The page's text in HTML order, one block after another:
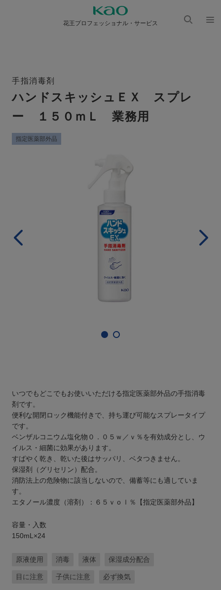
花王プロフェッショナル・サービス
手指消毒剤
ハンドスキッシュＥＸ スプレ
ー １５０ｍＬ 業務用
指定医薬部外品
いつでもどこでもお使いいただける指定医薬部外品の手指消毒
剤です。
便利な開閉ロック機能付きで、持ち運び可能なスプレータイプ
です。
ベンザルコニウム塩化物０．０５ｗ／ｖ％を有効成分とし、ウ
イルス・細菌に効果があります。
すばやく乾き、乾いた後はサッパリ、ベタつきません。
保湿剤（グリセリン）配合。
消防法上の危険物に該当しないので、備蓄等にも適していま
す。
エタノール濃度（溶剤）：６５ｖｏｌ％【指定医薬部外品】
容量・入数
150mL×24
原液使用 消毒 液体 保湿成分配合
目に注意 子供に注意 必ず換気